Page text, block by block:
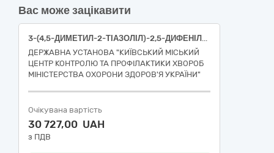
Вас може зацікавити
3-(4,5-ДИМЕТИЛ-2-ТІАЗОЛІЛ)-2,5-ДИФЕНІЛТЕТРАЗОЛІЙ БРОМІД, >98.0% (T), 5 Г
ДЕРЖАВНА УСТАНОВА "КИЇВСЬКИЙ МІСЬКИЙ
ЦЕНТР КОНТРОЛЮ ТА ПРОФІЛАКТИКИ ХВОРОБ
МІНІСТЕРСТВА ОХОРОНИ ЗДОРОВ'Я УКРАЇНИ"
Очікувана вартість
30 727,00 UAH
з ПДВ